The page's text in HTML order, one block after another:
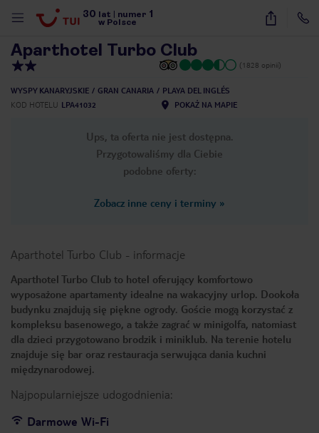
30 lat numer 1
w Polsce
12
Aparthotel Turbo Club
(1828 opinii)
WYSPY KANARYJSKIE GRAN CANARIA
PLAYA DEL INGLÉS
KOD HOTELU LPA41032 POKAŻ NA MAPIE
Ups, ta oferta nie jest dostępna.
Przygotowaliśmy dla Ciebie
podobne oferty:
Zobacz inne ceny i terminy »
Aparthotel Turbo Club - informacje
Aparthotel Turbo Club to hotel oferujący komfortowo
wyposażone apartamenty idealne na wakacyjny urlop. Dookoła
budynku znajdują się piękne ogrody. Goście mogą korzystać z
kompleksu basenowego, a także zagrać w minigolfa, natomiast
dla dzieci przygotowano brodzik i miniklub. Na terenie hotelu
znajduje się bar oraz restauracja serwująca dania kuchni
międzynarodowej.
Najpopularniejsze udogodnienia:
Darmowe Wi-Fi